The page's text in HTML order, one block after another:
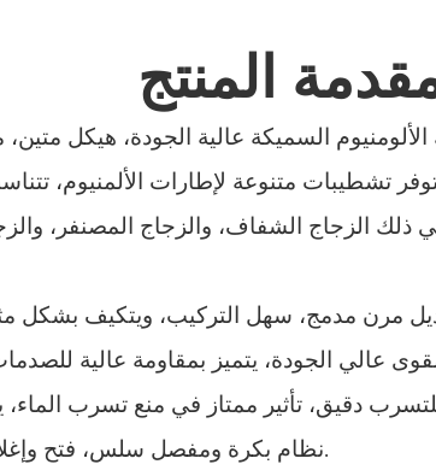
المنتج
ذلك الزجاج الشفاف، والزجاج المصنفر،
نظام بكرة ومفصل سلس، فتح وإغلاق هادئ، بدون ضوضاء وتشغيل سلس.